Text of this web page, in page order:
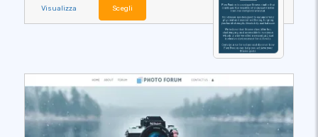
Visualizza Scegli